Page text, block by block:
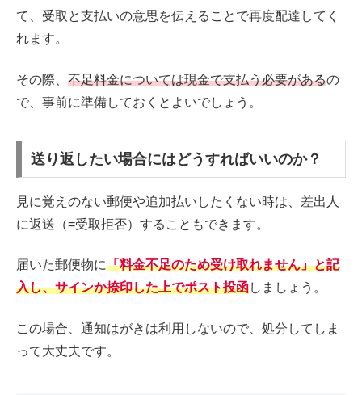
て、受取と支払いの意思を伝えることで再度配達してく
れます。
その際、 不足料金については現金で支払う必要があるの
で、事前に準備しておくとよいでしょう。
送り返したい場合にはどうすればいいのか？
見に覚えのない郵便や追加払いしたくない時は、差出人
に返送（=受取拒否）することもできます。
届いた郵便物に「料金不足のため受け取れません」と記
入し、サインか捺印した上でポスト投函しましょう。
この場合、通知はがきは利用しないので、処分してしま
って大丈夫です。